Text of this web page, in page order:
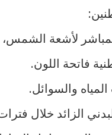
لأشعة
فاتحة اللون.
والسوائل.
الزائد خلال فترات